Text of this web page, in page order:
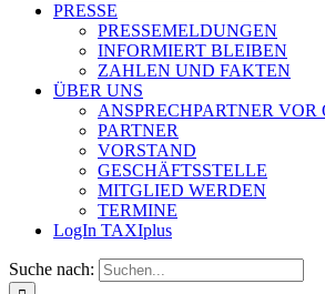
PRESSE
PRESSEMELDUNGEN
INFORMIERT BLEIBEN
ZAHLEN UND FAKTEN
ÜBER UNS
ANSPRECHPARTNER VOR
PARTNER
VORSTAND
GESCHÄFTSSTELLE
MITGLIED WERDEN
TERMINE
LogIn TAXIplus
Suche nach: